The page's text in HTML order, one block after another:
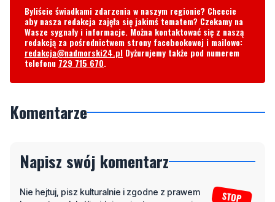
Byliście świadkami zdarzenia w naszym regionie? Chcecie
aby nasza redakcja zajęła się jakimś tematem? Czekamy na
Wasze sygnały i informacje. Można kontaktować się z naszą
redakcją za pośrednictwem strony facebookowej i mailowo:
redakcja@nadmorski24.pl Dyżurujemy także pod numerem
telefonu 729 715 670.
Komentarze
Napisz swój komentarz
Nie hejtuj, pisz kulturalnie i zgodne z prawem